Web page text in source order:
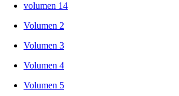
volumen 14
Volumen 2
Volumen 3
Volumen 4
Volumen 5